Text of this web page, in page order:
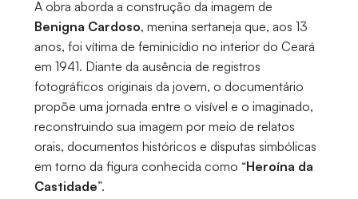
A obra aborda a construção da imagem de
Benigna Cardoso, menina sertaneja que, aos 13
anos, foi vítima de feminicídio no interior do Ceará
em 1941. Diante da ausência de registros
fotográficos originais da jovem, o documentário
propõe uma jornada entre o visível e o imaginado,
reconstruindo sua imagem por meio de relatos
orais, documentos históricos e disputas simbólicas
em torno da figura conhecida como “Heroína da
Castidade”.